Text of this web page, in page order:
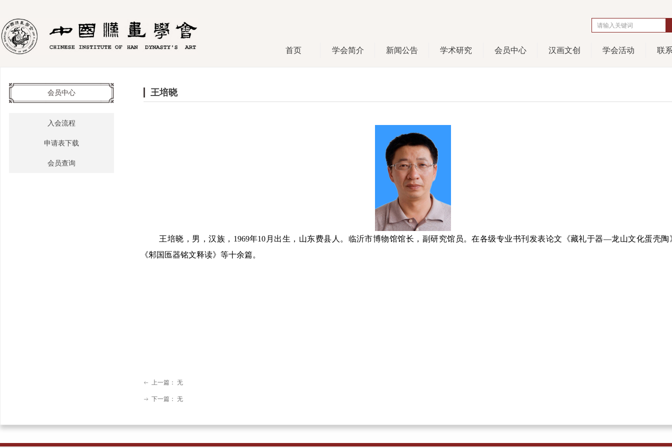
首页 学会简介 新闻公告 学术研究 会员中心 汉画文创 学会活动 联
王培晓
王培晓，男，汉族 ， 1969年10 月出生，山东费县人。临沂市博物馆馆长，副研究馆员。在各级专业书刊发表论文《藏礼于器—龙山文化蛋壳陶
《邾国匜器铭文释读》等十余篇。
ꂃ 上一篇： 无
ꁹ 下一篇： 无
会员中心
入会流程
申请表下载
会员查询